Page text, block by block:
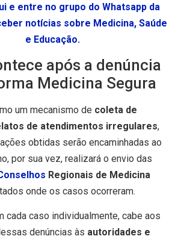
e entre no grupo do Whatsapp da
notícias sobre Medicina, Saúde
e Educação.
após a denúncia
Medicina Segura
um mecanismo de coleta de
de atendimentos irregulares,
obtidas serão encaminhadas ao
por sua vez, realizará o envio das
Regionais de Medicina
onde os casos ocorreram.
cada caso individualmente, cabe aos
denúncias às autoridades e